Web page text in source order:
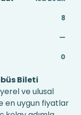
8
—
0
Bileti
ve ulusal
en uygun fiyatlar